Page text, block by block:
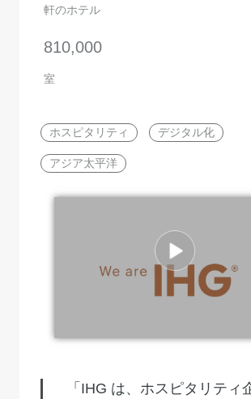
軒のホテル
810,000
室
ホスピタリティ デジタル化
アジア太平洋
「IHG は、ホスピタリティ